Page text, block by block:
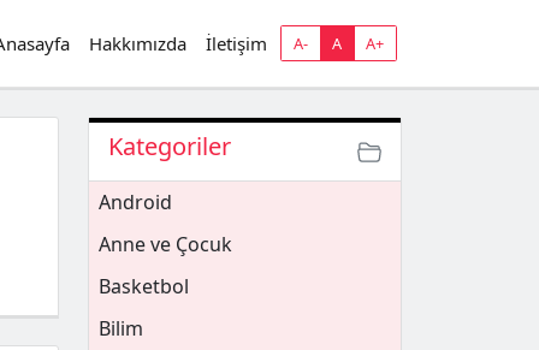
Hakkımızda İletişim A- A A+
Kategoriler
Android
Anne ve Çocuk
Basketbol
Bilim